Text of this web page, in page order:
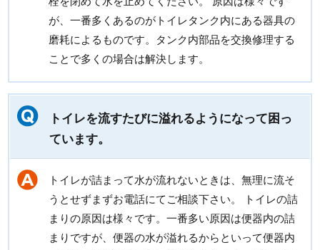
が、一番多くあるのがトイレタンク内にある器具の
磨耗によるものです。タンク内部品を交換修理する
ことで多くの場合は解決します。
トイレを流すたびに溢れるようになって困っ
ています。
トイレが詰まって水が流れないときは、無理に流そ
うとせずまずお電話にてご相談下さい。 トイレの詰
まりの原因は様々です。一番多い原因は便器内の詰
まりですが、便器の水が溢れるからといって便器内